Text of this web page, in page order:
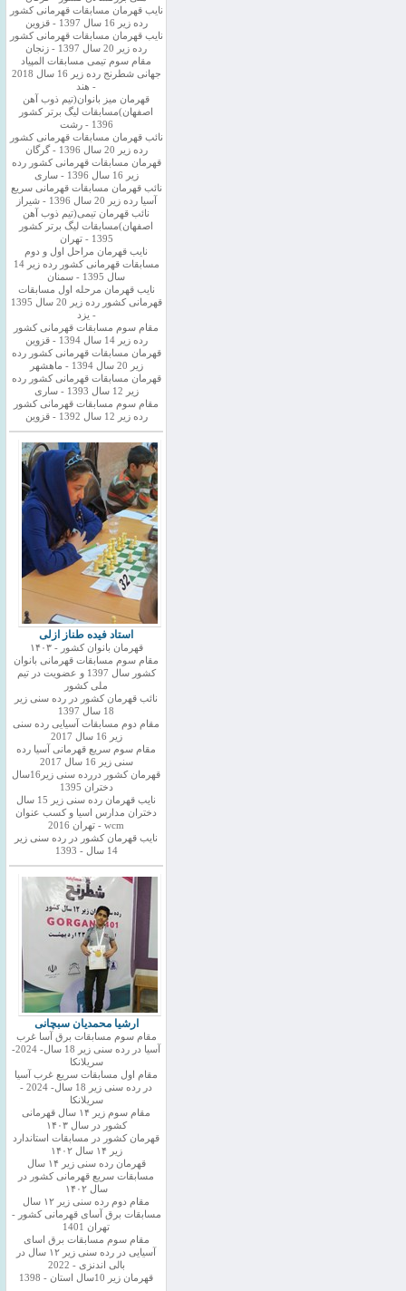
نایب قهرمان مسابقات قهرمانی کشور
رده زیر 16 سال 1397 - قزوین
نایب قهرمان مسابقات قهرمانی کشور
رده زیر 20 سال 1397 - زنجان
مقام سوم تیمی مسابقات المپیاد
جهانی شطرنج رده زیر 16 سال 2018
- هند
قهرمان میز بانوان(تیم ذوب آهن
اصفهان)مسابقات لیگ برتر کشور
1396 - رشت
نائب قهرمان مسابقات قهرمانی کشور
رده زیر 20 سال 1396 - گرگان
قهرمان مسابقات قهرمانی کشور رده
زیر 16 سال 1396 - ساری
نائب قهرمان مسابقات قهرمانی سریع
آسیا رده زیر 20 سال 1396 - شیراز
نائب قهرمان تیمی(تیم ذوب آهن
اصفهان)مسابقات لیگ برتر کشور
1395 - تهران
نایب قهرمان مراحل اول و دوم
مسابقات قهرمانی کشور رده زیر 14
سال 1395 - سمنان
نایب قهرمان مرحله اول مسابقات
قهرمانی کشور رده زیر 20 سال 1395
- یزد
مقام سوم مسابقات قهرمانی کشور
رده زیر 14 سال 1394 - قزوین
قهرمان مسابقات قهرمانی کشور رده
زیر 20 سال 1394 - ماهشهر
قهرمان مسابقات قهرمانی کشور رده
زیر 12 سال 1393 - ساری
مقام سوم مسابقات قهرمانی کشور
رده زیر 12 سال 1392 - قزوین
استاد فیده طناز ازلی
قهرمان بانوان کشور - ۱۴۰۳
مقام سوم مسابقات قهرمانی بانوان
کشور سال 1397 و عضویت در تیم
ملی کشور
نائب قهرمان کشور در رده سنی زیر
18 سال 1397
مقام دوم مسابقات آسیایی رده سنی
زیر 16 سال 2017
مقام سوم سریع قهرمانی آسیا رده
سنی زیر 16 سال 2017
قهرمان کشور دررده سنی زیر16سال
دختران 1395
نایب قهرمان رده سنی زیر 15 سال
دختران مدارس اسیا و کسب عنوان
wcm - تهران 2016
نایب قهرمان کشور در رده سنی زیر
14 سال - 1393
ارشیا محمدیان سبچانی
مقام سوم مسابقات برق آسا غرب
آسیا در رده سنی زیر 18 سال- 2024-
سریلانکا
مقام اول مسابقات سریع غرب آسیا
در رده سنی زیر 18 سال- 2024 -
سریلانکا
مقام سوم زیر ۱۴ سال قهرمانی
کشور در سال ۱۴۰۳
قهرمان کشور در مسابقات استاندارد
زیر ۱۴ سال ۱۴۰۲
قهرمان رده سنی زیر ۱۴ سال
مسابقات سریع قهرمانی کشور در
سال ۱۴۰۲
مقام دوم رده سنی زیر ۱۲ سال
مسابقات برق آسای قهرمانی کشور -
تهران 1401
مقام سوم مسابقات برق اسای
آسیایی در رده سنی زیر ۱۲ سال در
بالی اندنزی - 2022
قهرمان زیر 10سال استان - 1398